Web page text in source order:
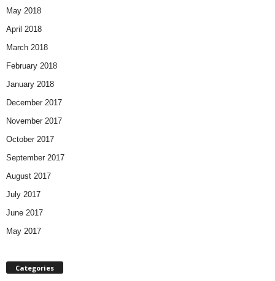
May 2018
April 2018
March 2018
February 2018
January 2018
December 2017
November 2017
October 2017
September 2017
August 2017
July 2017
June 2017
May 2017
Categories